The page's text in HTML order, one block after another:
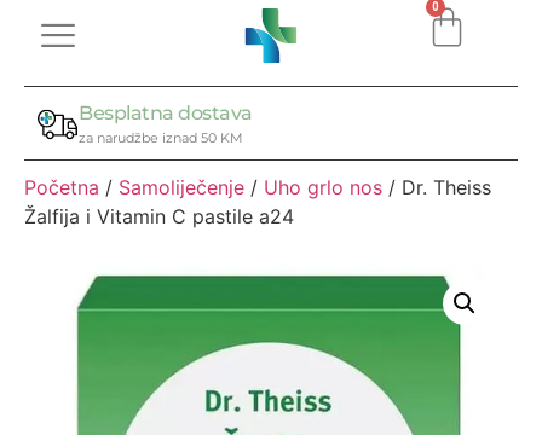
0
Besplatna dostava
za narudžbe iznad 50 KM
Početna / Samoliječenje / Uho grlo nos / Dr. Theiss
Žalfija i Vitamin C pastile a24